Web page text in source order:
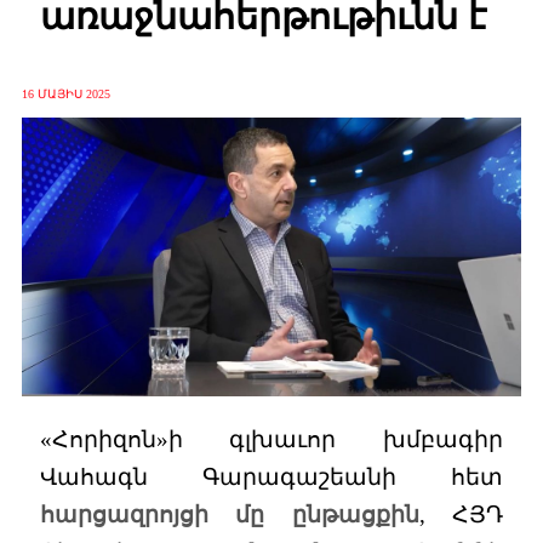
առաջնահերթութիւնն է
16 ՄԱՅԻՍ 2025
«Հորիզոն»ի գլխաւոր խմբագիր
Վահագն Գարագաշեանի հետ
հարցազրոյցի մը ընթացքին, ՀՅԴ